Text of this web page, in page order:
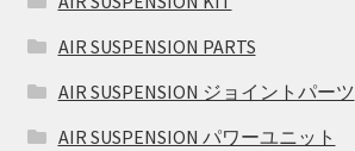
AIR SUSPENSION PARTS
AIR SUSPENSION ジョイントパーツ
AIR SUSPENSION パワーユニット